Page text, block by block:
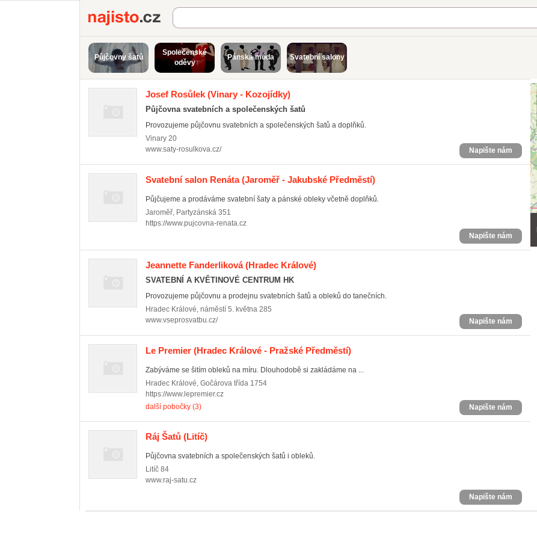
Najisto.cz
Půjčovny šatů
Společenské
oděvy
Pánská móda Svatební salony
Josef Rosůlek (Vinary - Kozojídky)
Půjčovna svatebních a společenských šatů
Provozujeme půjčovnu svatebních a společenských šatů a doplňků.
Vinary 20
www.saty-rosulkova.cz/
Napište nám
Svatební salon Renáta(Jaroměř - Jakubské Předměstí)
Půjčujeme a prodáváme svatební šaty a pánské obleky včetně doplňků.
Jaroměř, Partyzánská 351
https://www.pujcovna-renata.cz
Napište nám
Jeannette Fanderliková(Hradec Králové)
SVATEBNÍ A KVĚTINOVÉ CENTRUM HK
Provozujeme půjčovnu a prodejnu svatebních šatů a obleků do tanečních.
Hradec Králové, náměstí 5. května 285
www.vseprosvatbu.cz/
Napište nám
Le Premier (Hradec Králové - Pražské Předměstí)
Zabýváme se šitím obleků na míru. Dlouhodobě si zakládáme na ...
Hradec Králové, Gočárova třída 1754
https://www.lepremier.cz
další pobočky (3)
Napište nám
Ráj Šatů (Litíč)
Půjčovna svatebních a společenských šatů i obleků.
Litíč 84
www.raj-satu.cz
Napište nám